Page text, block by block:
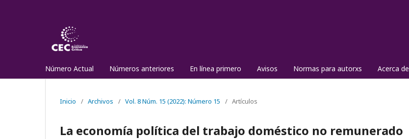
Número Actual Números anteriores En línea primero Avisos Normas para autorxs Acerca de
Inicio / Archivos / Vol. 8 Núm. 15 (2022): Número 15 / Artículos
La economía política del trabajo doméstico no remunerado